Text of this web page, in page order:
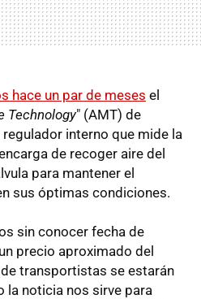
hace un par de meses el
Technology" (AMT) de
interno que mide la
de recoger aire del
para mantener el
sus óptimas condiciones.
sin conocer fecha de
precio aproximado del
transportistas se estarán
la noticia nos sirve para